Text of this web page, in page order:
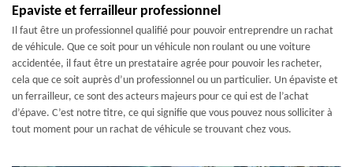
Epaviste et ferrailleur professionnel
Il faut être un professionnel qualifié pour pouvoir entreprendre un rachat
de véhicule. Que ce soit pour un véhicule non roulant ou une voiture
accidentée, il faut être un prestataire agrée pour pouvoir les racheter,
cela que ce soit auprès d’un professionnel ou un particulier. Un épaviste et
un ferrailleur, ce sont des acteurs majeurs pour ce qui est de l’achat
d’épave. C’est notre titre, ce qui signifie que vous pouvez nous solliciter à
tout moment pour un rachat de véhicule se trouvant chez vous.